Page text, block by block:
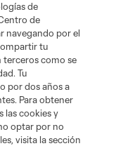
de
de
navegando por el
tu
terceros como se
Tu
por dos años a
Para obtener
las cookies y
optar por no
visita la sección